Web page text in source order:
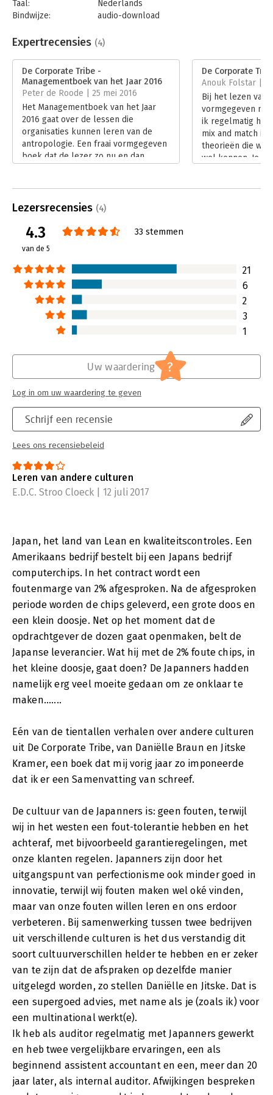
De antropologische verhalen in dit boek geven inzicht en
leiden van organisaties. We kijken de kunst af bij verre
vreemde volken. Omdat we al lang weten hoe we moeten
organiseren. We zijn het soms alleen even vergeten.​
Taal:
Nederlands
Bindwijze:
audio-download
Bestandsformaat:
mp3
Druk:
Verschijningsdatum:
21-2-2020
Organisatiekunde
Expertrecensies (4)
De Corporate Tribe -
Managementboek van het Jaar 2016
Peter de Roode | 25 mei 2016
Het Managementboek van het Jaar
2016 gaat over de lessen die
organisaties kunnen leren van de
antropologie. Een fraai vormgegeven
boek dat de lezer zo nu en dan
opzet van de auteurs pakt zeer goed
tussen de lessen uit de antropologie
organisaties.
Lees verder
De Corporate
Anouk Folstar |
Bij het lezen van
vormgegeven
ik regelmatig het
mix and match is
theorieën die we
wel kennen. Je
Lezersrecensies (4)
4.3
van de 5
33 stemmen
21
6
2
3
1
Schrijf een recensie
Lees ons recensiebeleid
Uw waardering ?
Log in om uw waardering te geven
Leren van andere culturen
E.D.C. Stroo Cloeck | 12 juli 2017
Japan, het land van Lean en kwaliteitscontroles. Een
Amerikaans bedrijf bestelt bij een Japans bedrijf
computerchips. In het contract wordt een
foutenmarge van 2% afgesproken. Na de afgesproken
periode worden de chips geleverd, een grote doos en
een klein doosje. Net op het moment dat de
opdrachtgever de dozen gaat openmaken, belt de
Japanse leverancier. Wat hij met de 2% foute chips, in
het kleine doosje, gaat doen? De Japanners hadden
namelijk erg veel moeite gedaan om ze onklaar te
maken.......
Eén van de tientallen verhalen over andere culturen
uit De Corporate Tribe, van Daniëlle Braun en Jitske
Kramer, een boek dat mij vorig jaar zo imponeerde
dat ik er een Samenvatting van schreef.
De cultuur van de Japanners is: geen fouten, terwijl
wij in het westen een fout-tolerantie hebben en het
achteraf, met bijvoorbeeld garantieregelingen, met
onze klanten regelen. Japanners zijn door het
uitgangspunt van perfectionisme ook minder goed in
innovatie, terwijl wij fouten maken wel oké vinden,
maar van onze fouten willen leren en ons erdoor
verbeteren. Bij samenwerking tussen twee bedrijven
uit verschillende culturen is het dus verstandig dit
soort cultuurverschillen helder te hebben en er zeker
van te zijn dat de afspraken op dezelfde manier
uitgelegd worden, zo stellen Daniëlle en Jitske. Dat is
een supergoed advies, met name als je (zoals ik) voor
een multinational werkt(e).
Ik heb als auditor regelmatig met Japanners gewerkt
en heb twee vergelijkbare ervaringen, een als
beginnend assistent accountant en een, meer dan 20
jaar later, als internal auditor. Afwijkingen bespreken